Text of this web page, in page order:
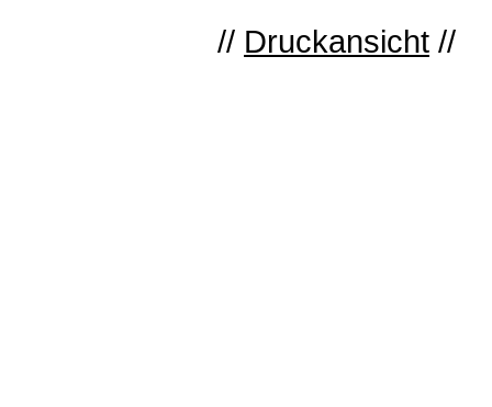
// Druckansicht //